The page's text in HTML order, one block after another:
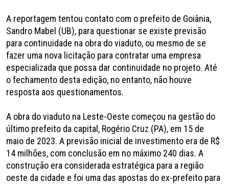
A reportagem tentou contato com o prefeito de Goiânia,
Sandro Mabel (UB), para questionar se existe previsão
para continuidade na obra do viaduto, ou mesmo de se
fazer uma nova licitação para contratar uma empresa
especializada que possa dar continuidade no projeto. Até
o fechamento desta edição, no entanto, não houve
resposta aos questionamentos.
A obra do viaduto na Leste-Oeste começou na gestão do
último prefeito da capital, Rogério Cruz (PA), em 15 de
maio de 2023. A previsão inicial de investimento era de R$
14 milhões, com conclusão em no máximo 240 dias. A
construção era considerada estratégica para a região
oeste da cidade e foi uma das apostas do ex-prefeito para